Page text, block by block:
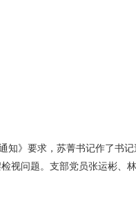
》要求，苏菁书记作了书
视问题。支部党员张运彬、